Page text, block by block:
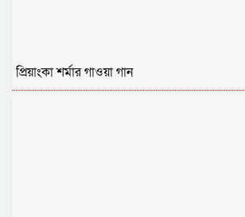
প্রিয়াংকা শর্মার গাওয়া গান